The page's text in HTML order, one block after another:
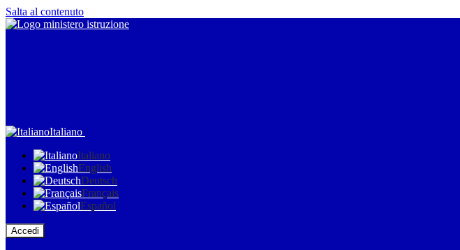
Salta al contenuto
Italiano
Italiano
English
Deutsch
Français
Español
Accedi